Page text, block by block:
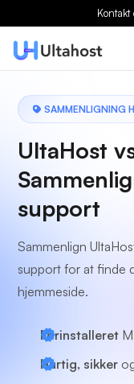
Kontakt
SAMMENLIGNING
UltaHost
support
Sammenlign
support for at finde
hjemmeside.
Forinstalleret
Hurtig, sikker